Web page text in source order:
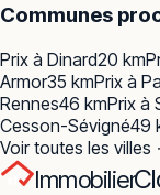
Communes
Prix à Dinard20 km
Armor35 kmPrix à
Rennes46 kmPrix à
Cesson-Sévigné49
Voir toutes les villes
Immobilier